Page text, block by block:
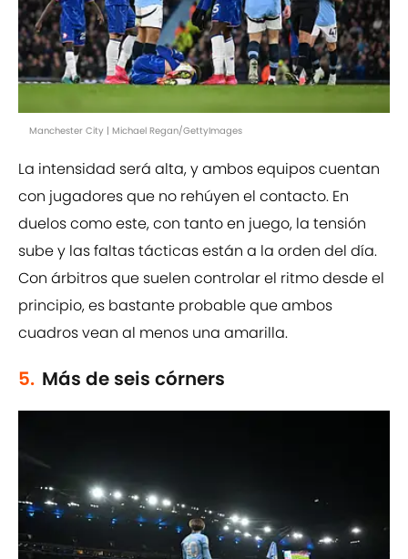
Manchester City | Michael Regan/GettyImages
La intensidad será alta, y ambos equipos cuentan
con jugadores que no rehúyen el contacto. En
duelos como este, con tanto en juego, la tensión
sube y las faltas tácticas están a la orden del día.
Con árbitros que suelen controlar el ritmo desde el
principio, es bastante probable que ambos
cuadros vean al menos una amarilla.
5. Más de seis córners